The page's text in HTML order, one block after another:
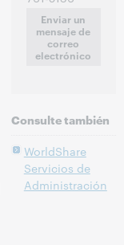
Enviar un
mensaje de
correo
electrónico
Consulte también
WorldShare
Servicios de
Administración